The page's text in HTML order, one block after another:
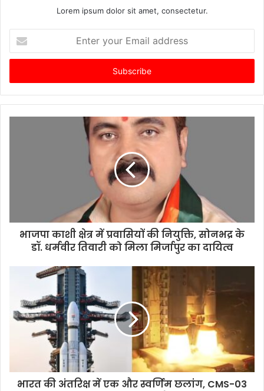
Lorem ipsum dolor sit amet, consectetur.
your
Email
भाजपा काशी क्षेत्र में प्रवासियों की नियुक्ति, सोनभद्र के
डॉ. धर्मवीर तिवारी को मिला मिर्जापुर का दायित्व
भारत की अंतरिक्ष में एक और स्वर्णिम छलांग, CMS-03